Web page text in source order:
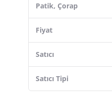
Şapkalı
Baskı
Figürlü
Deniz
Meyve
Patik, Çorap
Fiyat
Satıcı
Satıcı Tipi